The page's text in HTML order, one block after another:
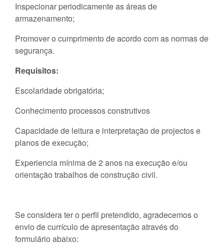
Inspecionar periodicamente as áreas de
armazenamento;
Promover o cumprimento de acordo com as normas de
segurança.
Requisitos:
Escolaridade obrigatória;
Conhecimento processos construtivos
Capacidade de leitura e interpretação de projectos e
planos de execução;
Experiencia mínima de 2 anos na execução e/ou
orientação trabalhos de construção civil.
Se considera ter o perfil pretendido, agradecemos o
envio de currículo de apresentação através do
formulário abaixo: